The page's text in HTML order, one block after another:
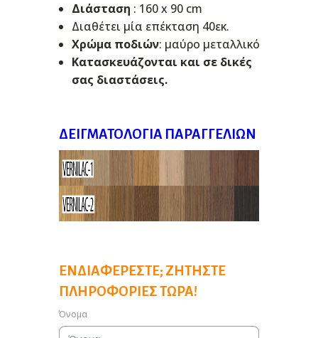
Διάσταση : 160 x 90 cm
Διαθέτει μία επέκταση 40εκ.
Χρώμα ποδιών: μαύρο μεταλλικό
Κατασκευάζονται και σε δικές
σας διαστάσεις.
ΔΕΙΓΜΑΤΟΛΌΓΙΑ ΠΑΡΑΓΓΕΛΙΏΝ
ΕΝΔΙΑΦΈΡΕΣΤΕ; ΖΗΤΉΣΤΕ
ΠΛΗΡΟΦΟΡΊΕΣ ΤΏΡΑ!
Όνομα